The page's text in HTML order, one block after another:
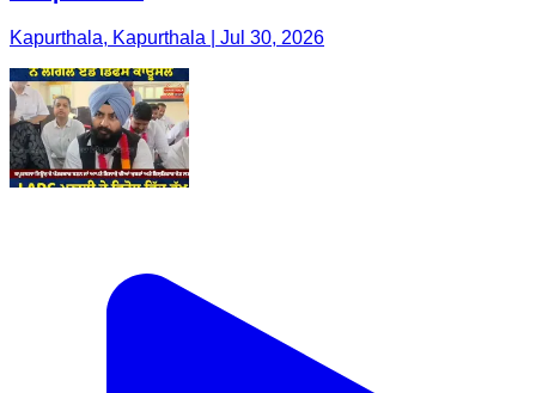
Kapurthala, Kapurthala | Jul 30, 2026